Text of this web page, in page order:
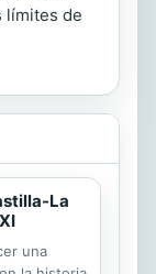
límites de
La
una